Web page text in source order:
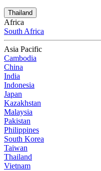
Thailand
Africa
South Africa
Asia Pacific
Cambodia
China
India
Indonesia
Japan
Kazakhstan
Malaysia
Pakistan
Philippines
South Korea
Taiwan
Thailand
Vietnam